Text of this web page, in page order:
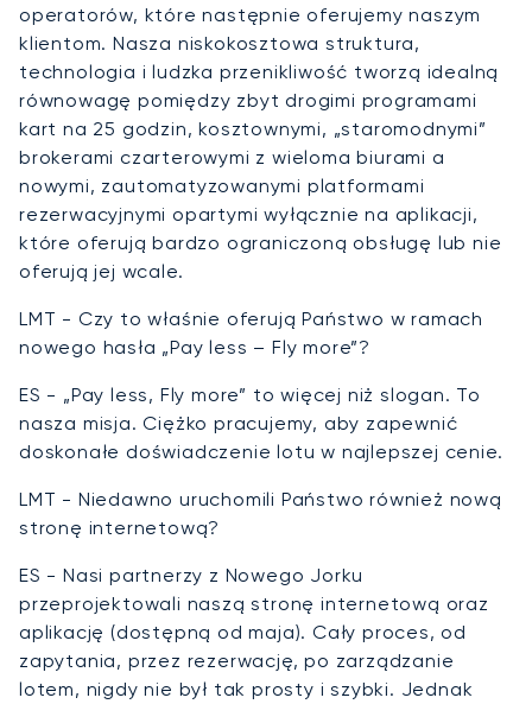
operatorów, które następnie oferujemy naszym
klientom. Nasza niskokosztowa struktura,
technologia i ludzka przenikliwość tworzą idealną
równowagę pomiędzy zbyt drogimi programami
kart na 25 godzin, kosztownymi, „staromodnymi”
brokerami czarterowymi z wieloma biurami a
nowymi, zautomatyzowanymi platformami
rezerwacyjnymi opartymi wyłącznie na aplikacji,
które oferują bardzo ograniczoną obsługę lub nie
oferują jej wcale.
LMT - Czy to właśnie oferują Państwo w ramach
nowego hasła „Pay less – Fly more”?
ES - „Pay less, Fly more” to więcej niż slogan. To
nasza misja. Ciężko pracujemy, aby zapewnić
doskonałe doświadczenie lotu w najlepszej cenie.
LMT - Niedawno uruchomili Państwo również nową
stronę internetową?
ES - Nasi partnerzy z Nowego Jorku
przeprojektowali naszą stronę internetową oraz
aplikację (dostępną od maja). Cały proces, od
zapytania, przez rezerwację, po zarządzanie
lotem, nigdy nie był tak prosty i szybki. Jednak